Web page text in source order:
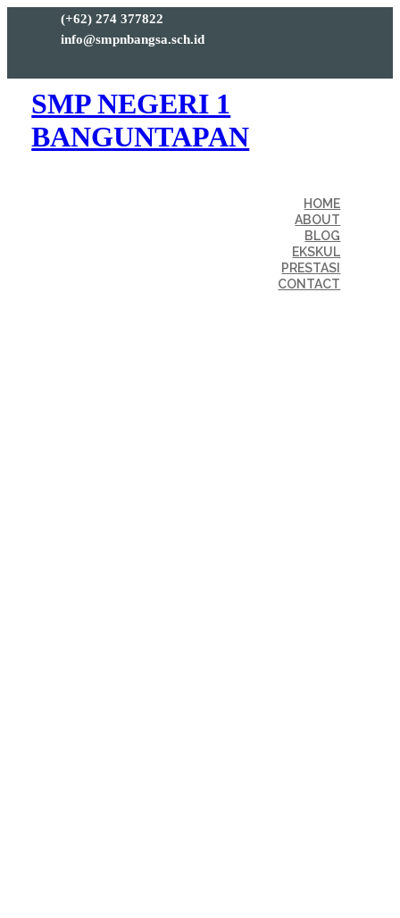
(+62) 274 377822
info@smpnbangsa.sch.id
SMP NEGERI 1
BANGUNTAPAN
HOME
ABOUT
BLOG
EKSKUL
PRESTASI
CONTACT